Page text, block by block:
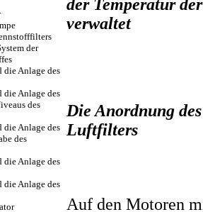
der
die Anlage des
die Anlage des
des
die Anlage des
des
die Anlage des
die Anlage des
der Temperatur
verwaltet
Die Anordnung
Luftfilters
Auf den Motoren